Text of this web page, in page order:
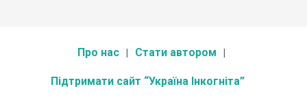
Про нас Стати автором
Підтримати сайт “Україна Інкогніта”